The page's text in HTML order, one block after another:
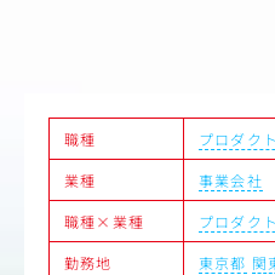
3.共創型プロジェクトマネジ
・越境する連携：クリエイ
異なる専門性を持つプロを
旗印のもとに巻き込み、プ
職種
プロダク
業種
事業会社
職種×業種
プロダク
勤務地
東京都 関